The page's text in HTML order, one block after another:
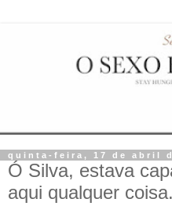
quinta-feira, 17 de abril
Ó Silva, estava
aqui qualquer